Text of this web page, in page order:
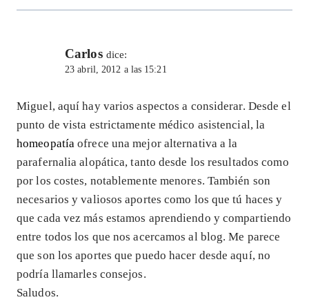
Carlos dice:
23 abril, 2012 a las 15:21
Miguel, aquí hay varios aspectos a considerar. Desde el
punto de vista estrictamente médico asistencial, la
homeopatíaofrece una mejor alternativa a la
parafernalia alopática, tanto desde los resultados como
por los costes, notablemente menores. También son
necesarios y valiosos aportes como los que tú haces y
que cada vez más estamos aprendiendo y compartiendo
entre todos los que nos acercamos al blog. Me parece
que son los aportes que puedo hacer desde aquí, no
podría llamarles consejos.
Saludos.